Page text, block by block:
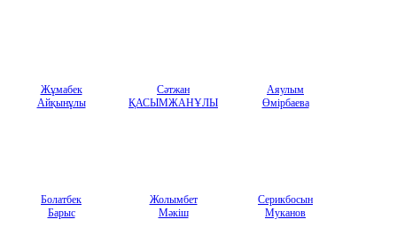
Жұмабек
Айқынұлы
Сәтжан
ҚАСЫМЖАНҰЛЫ
Аяулым
Өмірбаева
Болатбек
Барыс
Жолымбет
Мәкіш
Серикбосын
Муканов